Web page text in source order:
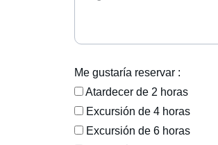
Me gustaría reservar :
Atardecer de 2 horas
Excursión de 4 horas
Excursión de 6 horas